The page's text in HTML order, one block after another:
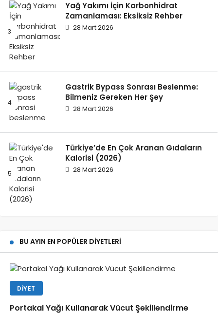
Yağ Yakımı İçin Karbonhidrat
Zamanlaması: Eksiksiz Rehber
28 Mart 2026
Gastrik Bypass Sonrası Beslenme:
Bilmeniz Gereken Her Şey
28 Mart 2026
Türkiye’de En Çok Aranan Gıdaların
Kalorisi (2026)
28 Mart 2026
BU AYIN EN POPÜLER DIYETLERI
DIYET
Portakal Yağı Kullanarak Vücut Şekillendirme